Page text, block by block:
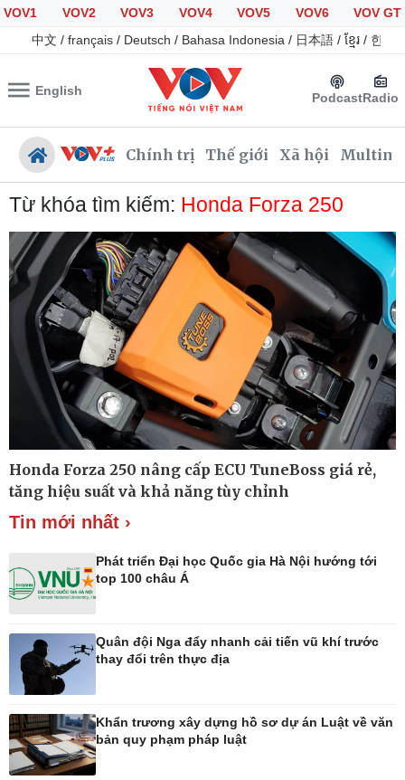
VOV1 VOV2 VOV3 VOV4 VOV5 VOV6
VOV GT
中文 / français / Deutsch / Bahasa Indonesia / 日本語 / ខ្មែរ / 한국
English PodcastRadio
Chính trị Thế giới Xã hội
Chính trị
Đảng
Tổ chức nhân sự
Quốc hội
Nhận diện sự thật
Xã hội
Tin 24h
Dự báo thời tiết
Giáo dục
Dấu ấn VOV
Việc làm
Biển đảo
Thế giới
Quan sát
Cuộc sống đó đây
Multimedia
Ảnh
Infographic
Kinh tế
Bất động sản
Khởi nghiệp
Thị trường
Chứng khoán
Xổ số 3 miền
Từ khóa tìm kiếm: Honda Forza 250
Honda Forza 250 nâng cấp ECU TuneBoss giá rẻ,
tăng hiệu suất và khả năng tùy chỉnh
Tin mới nhất ›
Phát triển Đại học Quốc gia Hà Nội hướng tới
top 100 châu Á
Quân đội Nga đẩy nhanh cải tiến vũ khí trước
thay đổi trên thực địa
Khẩn trương xây dựng hồ sơ dự án Luật về văn
bản quy phạm pháp luật